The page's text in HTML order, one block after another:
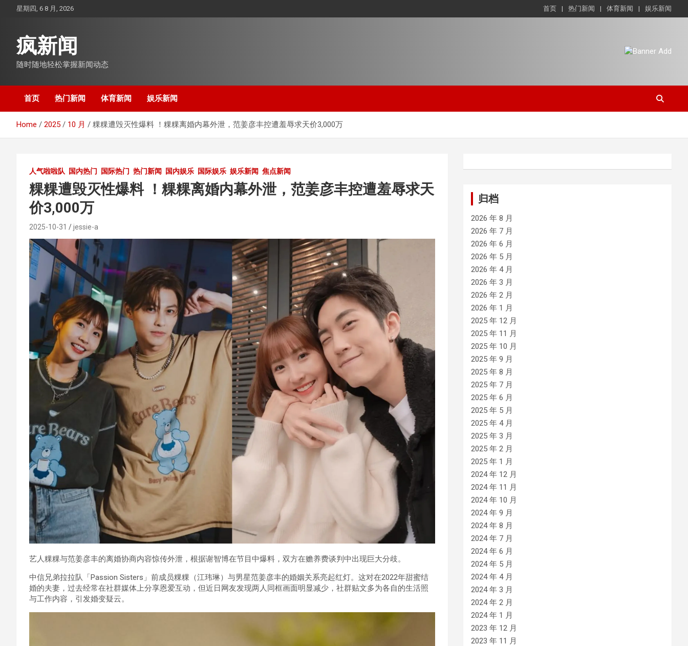
星期四, 6 8 月, 2026 首页 热门新闻 体育新闻 娱乐新闻
疯新闻
随时随地轻松掌握新闻动态
首页 热门新闻 体育新闻 娱乐新闻
Home 2025 10 月 粿粿遭毁灭性爆料 ！粿粿离婚内幕外泄，范姜彦丰控遭羞辱求天价3,000万
人气啦啦队 国内热门 国际热门 热门新闻 国内娱乐 国际娱乐 娱乐新闻 焦点新闻
粿粿遭毁灭性爆料 ！粿粿离婚内幕外泄，范姜彦丰控遭羞辱求天
价3,000万
2025-10-31 jessie-a
艺人粿粿与范姜彦丰的离婚协商内容惊传外泄，根据谢智博在节目中爆料，双方在赡养费谈判中出现巨大分歧。
中信兄弟拉拉队「Passion Sisters」前成员粿粿（江玮琳）与男星范姜彦丰的婚姻关系亮起红灯。这对在2022年甜蜜结
婚的夫妻，过去经常在社群媒体上分享恩爱互动，但近日网友发现两人同框画面明显减少，社群贴文多为各自的生活照
与工作内容，引发婚变疑云。
归档
2026 年 8 月
2026 年 7 月
2026 年 6 月
2026 年 5 月
2026 年 4 月
2026 年 3 月
2026 年 2 月
2026 年 1 月
2025 年 12 月
2025 年 11 月
2025 年 10 月
2025 年 9 月
2025 年 8 月
2025 年 7 月
2025 年 6 月
2025 年 5 月
2025 年 4 月
2025 年 3 月
2025 年 2 月
2025 年 1 月
2024 年 12 月
2024 年 11 月
2024 年 10 月
2024 年 9 月
2024 年 8 月
2024 年 7 月
2024 年 6 月
2024 年 5 月
2024 年 4 月
2024 年 3 月
2024 年 2 月
2024 年 1 月
2023 年 12 月
2023 年 11 月